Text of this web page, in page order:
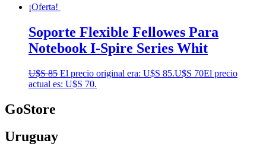
¡Oferta!
Soporte Flexible Fellowes Para
Notebook I-Spire Series Whit
U$S85 El precio original era: U$S 85.U$S 70El precio
actual es: U$S 70.
GoStore
Uruguay